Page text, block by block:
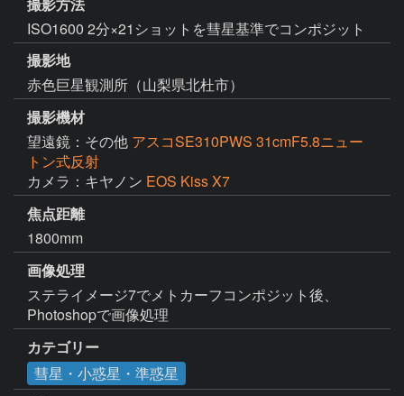
ISO1600 2分×21ショットを彗星基準でコンポジット
撮影地
赤色巨星観測所（山梨県北杜市）
撮影機材
望遠鏡：その他 アスコSE310PWS 31cmF5.8ニュー
トン式反射
カメラ：キヤノン EOS Kiss X7
焦点距離
1800mm
画像処理
ステライメージ7でメトカーフコンポジット後、
Photoshopで画像処理
カテゴリー
彗星・小惑星・準惑星